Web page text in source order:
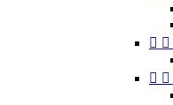
 
 